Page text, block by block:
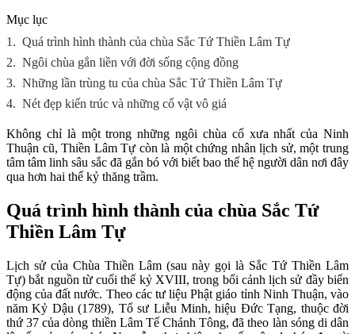
Mục lục
1. Quá trình hình thành của chùa Sắc Tứ Thiền Lâm Tự
2. Ngôi chùa gắn liền với đời sống cộng đồng
3. Những lần trùng tu của chùa Sắc Tứ Thiền Lâm Tự
4. Nét đẹp kiến trúc và những cổ vật vô giá
Không chỉ là một trong những ngôi chùa cổ xưa nhất của Ninh
Thuận cũ, Thiền Lâm Tự còn là một chứng nhân lịch sử, một trung
tâm tâm linh sâu sắc đã gắn bó với biết bao thế hệ người dân nơi đây
qua hơn hai thế kỷ thăng trầm.
Quá trình hình thành của chùa Sắc Tứ
Thiền Lâm Tự
Lịch sử của Chùa Thiền Lâm (sau này gọi là Sắc Tứ Thiền Lâm
Tự) bắt nguồn từ cuối thế kỷ XVIII, trong bối cảnh lịch sử đầy biến
động của đất nước. Theo các tư liệu Phật giáo tỉnh Ninh Thuận, vào
năm Kỷ Dậu (1789), Tổ sư Liễu Minh, hiệu Đức Tạng, thuộc đời
thứ 37 của dòng thiền Lâm Tế Chánh Tông, đã theo làn sóng di dân